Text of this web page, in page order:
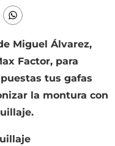
Miguel Álvarez,
Factor, para
tus gafas
la montura con